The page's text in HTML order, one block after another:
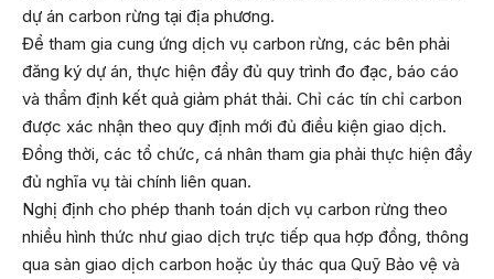
dự án carbon rừng tại địa phương.
Để tham gia cung ứng dịch vụ carbon rừng, các bên phải
đăng ký dự án, thực hiện đầy đủ quy trình đo đạc, báo cáo
và thẩm định kết quả giảm phát thải. Chỉ các tín chỉ carbon
được xác nhận theo quy định mới đủ điều kiện giao dịch.
Đồng thời, các tổ chức, cá nhân tham gia phải thực hiện đầy
đủ nghĩa vụ tài chính liên quan.
Nghị định cho phép thanh toán dịch vụ carbon rừng theo
nhiều hình thức như giao dịch trực tiếp qua hợp đồng, thông
qua sàn giao dịch carbon hoặc ủy thác qua Quỹ Bảo vệ và